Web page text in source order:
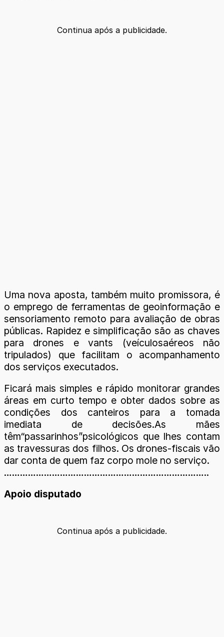
Continua após a publicidade.
Uma nova aposta, também muito promissora, é
o emprego de ferramentas de geoinformação e
sensoriamento remoto para avaliação de obras
públicas. Rapidez e simplificação são as chaves
para drones e vants (veículosaéreos não
tripulados) que facilitam o acompanhamento
dos serviços executados.
Ficará mais simples e rápido monitorar grandes
áreas em curto tempo e obter dados sobre as
condições dos canteiros para a tomada
imediata de decisões.As mães
têm“passarinhos”psicológicos que lhes contam
as travessuras dos filhos. Os drones-fiscais vão
dar conta de quem faz corpo mole no serviço.
…………………………………………………………………..
Apoio disputado
Continua após a publicidade.